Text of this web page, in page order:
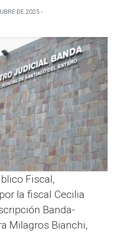
DE 2025-
Fiscal,
la fiscal Cecilia
Banda-
Milagros Bianchi,